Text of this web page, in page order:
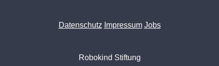
Datenschutz Impressum Jobs
Robokind Stiftung